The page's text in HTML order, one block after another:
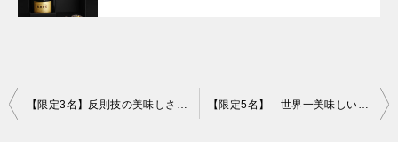
投
【限定3名】反則技の美味しさを持つ「奇跡のぶどう」プレゼント！ 【限定5名】 世界一美味しいオリーブオイル 片付け110番プレゼント！